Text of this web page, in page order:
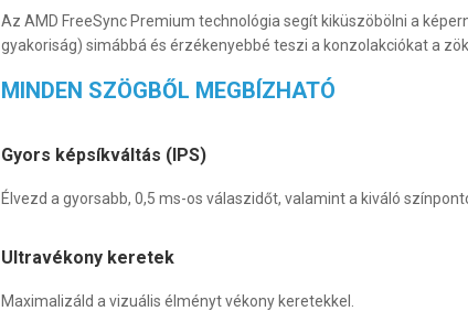
Az AMD FreeSync Premium technológia segít kiküszöbölni a
gyakoriság) simábbá és érzékenyebbé teszi a konzolakciókat a
MINDEN SZÖGBŐL MEGBÍZHATÓ
Gyors képsíkváltás (IPS)
Élvezd a gyorsabb, 0,5 ms-os válaszidőt, valamint a kiváló
Ultravékony keretek
Maximalizáld a vizuális élményt vékony keretekkel.